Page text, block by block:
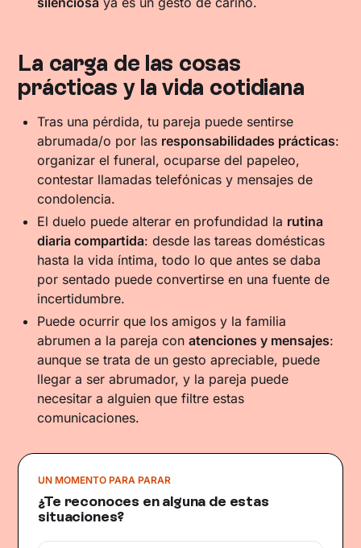
La carga de las cosas
prácticas y la vida cotidiana
Tras una pérdida, tu pareja puede sentirse
abrumada/o por las responsabilidades prácticas:
organizar el funeral, ocuparse del papeleo,
contestar llamadas telefónicas y mensajes de
condolencia.
El duelo puede alterar en profundidad la rutina
diaria compartida: desde las tareas domésticas
hasta la vida íntima, todo lo que antes se daba
por sentado puede convertirse en una fuente de
incertidumbre.
Puede ocurrir que los amigos y la familia
abrumen a la pareja conatenciones y mensajes:
aunque se trata de un gesto apreciable, puede
llegar a ser abrumador, y la pareja puede
necesitar a alguien que filtre estas
comunicaciones.
UN MOMENTO PARA PARAR
¿Te reconoces en alguna de estas
situaciones?